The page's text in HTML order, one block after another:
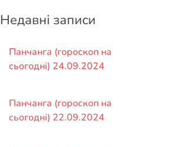
Недавні записи
Панчанга (гороскоп на
сьогодні) 24.09.2024
Панчанга (гороскоп на
сьогодні) 22.09.2024